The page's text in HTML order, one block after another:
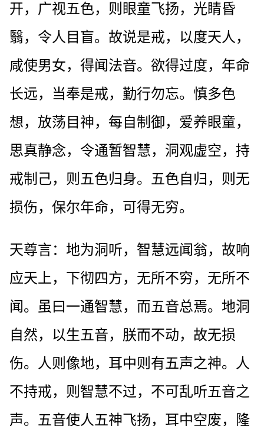
开，广视五色，则眼童飞扬，光睛昏
翳，令人目盲。故说是戒，以度天人，
咸使男女，得闻法音。欲得过度，年命
长远，当奉是戒，勤行勿忘。慎多色
想，放荡目神，每自制御，爱养眼童，
思真静念，令通暂智慧，洞观虚空，持
戒制己，则五色归身。五色自归，则无
损伤，保尔年命，可得无穷。
天尊言：地为洞听，智慧远闻翁，故响
应天上，下彻四方，无所不穷，无所不
闻。虽曰一通智慧，而五音总焉。地洞
自然，以生五音，朕而不动，故无损
伤。人则像地，耳中则有五声之神。人
不持戒，则智慧不过，不可乱听五音之
声。五音使人五神飞扬，耳中空废，隆